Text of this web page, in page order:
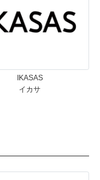
IKASAS
イカサ